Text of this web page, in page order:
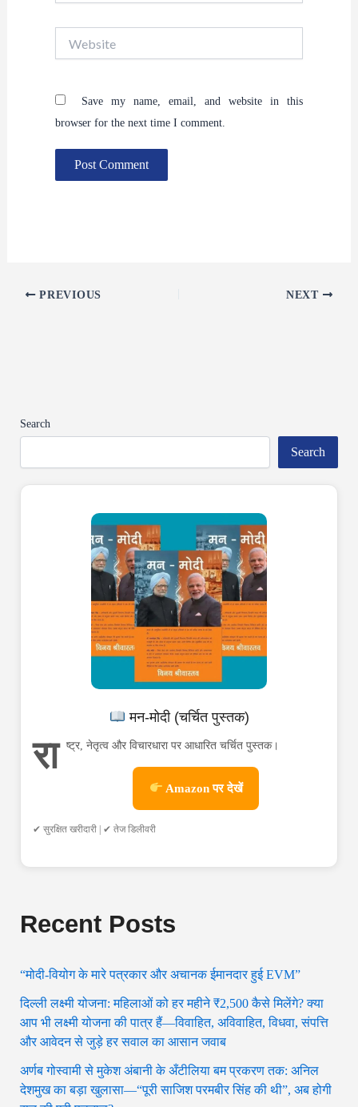
Save my name, email, and website in this
browser for the next time I comment.
PREVIOUS NEXT
Search
Search
मन-मोदी (चर्चित पुस्तक)
रा ष्ट्र, नेतृत्व और विचारधारा पर आधारित चर्चित पुस्तक।
Amazon पर देखें
✔ सुरक्षित खरीदारी | ✔ तेज डिलीवरी
Recent Posts
“मोदी-वियोग के मारे पत्रकार और अचानक ईमानदार हुई EVM”
दिल्ली लक्ष्मी योजना: महिलाओं को हर महीने ₹2,500 कैसे मिलेंगे? क्या
आप भी लक्ष्मी योजना की पात्र हैं—विवाहित, अविवाहित, विधवा, संपत्ति
और आवेदन से जुड़े हर सवाल का आसान जवाब
अर्णब गोस्वामी से मुकेश अंबानी के अँटीलिया बम प्रकरण तक: अनिल
देशमुख का बड़ा खुलासा—“पूरी साजिश परमबीर सिंह की थी”, अब होगी